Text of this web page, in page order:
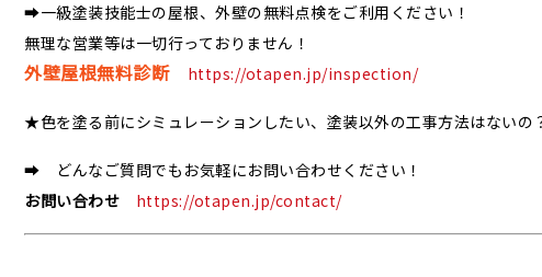
➡一級塗装技能士の屋根、外壁の無料点検をご利用ください！
無理な営業等は一切行っておりません！
外壁屋根無料診断 https://otapen.jp/inspection/
★色を塗る前にシミュレーションしたい、塗装以外の工事方法はない
➡ どんなご質問でもお気軽にお問い合わせください！
お問い合わせ
https://otapen.jp/contact/